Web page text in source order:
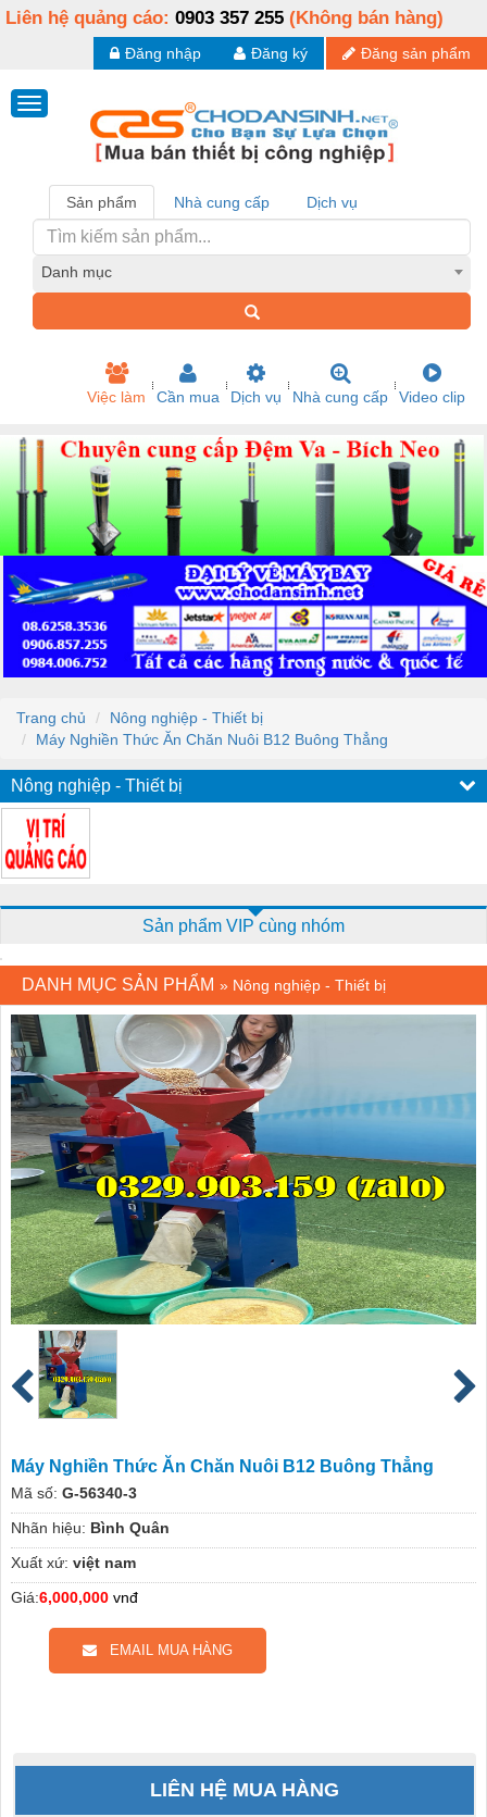
Liên hệ quảng cáo: 0903 357 255 (Không bán hàng)
Đăng sản phẩm
Đăng ký
Đăng nhập
Sản phẩm Nhà cung cấp Dịch vụ
Danh mục
Việc làm Cần mua Dịch vụ Nhà cung cấp Video clip
Trang chủ
Nông nghiệp - Thiết bị
Máy Nghiền Thức Ăn Chăn Nuôi B12 Buông Thẳng
Nông nghiệp - Thiết bị
Sản phẩm VIP cùng nhóm
DANH MỤC SẢN PHẨM » Nông nghiệp - Thiết bị
Máy Nghiền Thức Ăn Chăn Nuôi B12 Buông Thẳng
Mã số: G-56340-3
Nhãn hiệu: Bình Quân
Xuất xứ: việt nam
Giá:6,000,000 vnđ
EMAIL MUA HÀNG
LIÊN HỆ MUA HÀNG